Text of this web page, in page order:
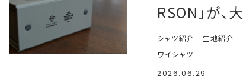
RSON」が
シャツ紹介
生地紹介
ワイシャツ
2026.06.29